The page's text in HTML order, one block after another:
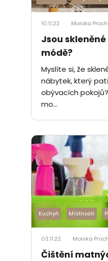
10.11.22 Monika
Jsou
módě?
Myslíte si, že
nábytek, který
obývacích
mo...
Kuchyň Místnosti
03.11.22 Monika
Čištění